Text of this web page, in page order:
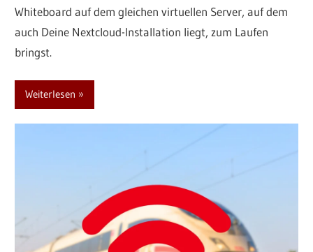
Whiteboard auf dem gleichen virtuellen Server, auf dem
auch Deine Nextcloud-Installation liegt, zum Laufen
bringst.
Weiterlesen